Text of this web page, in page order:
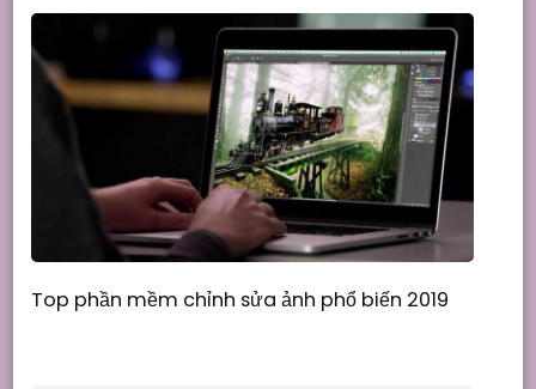
Top phần mềm chỉnh sửa ảnh phổ biến 2019